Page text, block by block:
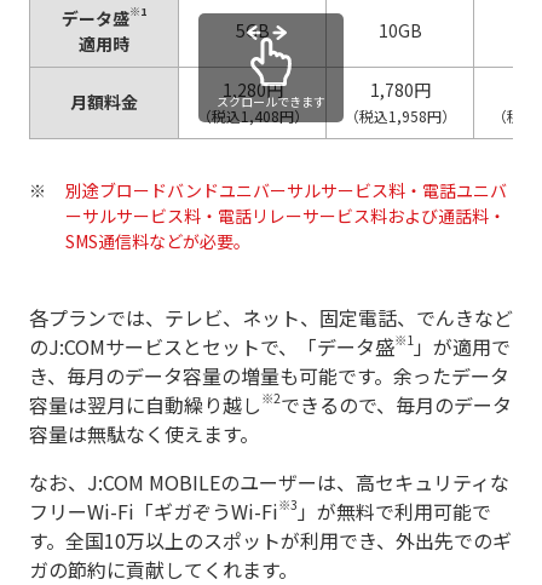
データ盛※1
適用時
5GB 10GB
月額料金 1,280円
（税込1,408円）
1,780円
（税込1,958円） （税
スクロールできます
別途ブロードバンドユニバーサルサービス料・電話ユニバ
ーサルサービス料・電話リレーサービス料および通話料・
SMS通信料などが必要。
各プランでは、テレビ、ネット、固定電話、でんきなど
のJ:COMサービスとセットで、「データ盛※1 」が適用で
き、毎月のデータ容量の増量も可能です。余ったデータ
容量は翌月に自動繰り越し ※2できるので、毎月のデータ
容量は無駄なく使えます。
なお、J:COM MOBILEのユーザーは、高セキュリティな
フリーWi-Fi「ギガぞうWi-Fi※3 」が無料で利用可能で
す。全国10万以上のスポットが利用でき、外出先でのギ
ガの節約に貢献してくれます。